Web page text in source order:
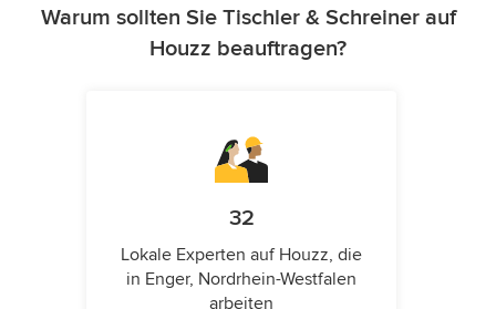
Warum sollten Sie Tischler & Schreiner auf
Houzz beauftragen?
32
Lokale Experten auf Houzz, die
in Enger, Nordrhein-Westfalen
arbeiten